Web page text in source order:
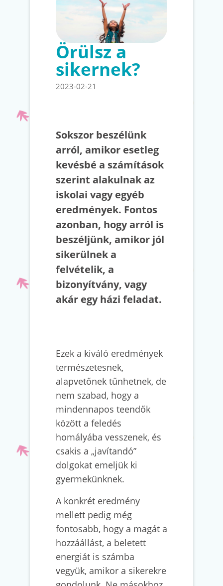
Örülsz a
sikernek?
2023-02-21
Sokszor beszélünk
arról, amikor esetleg
kevésbé a számítások
szerint alakulnak az
iskolai vagy egyéb
eredmények. Fontos
azonban, hogy arról is
beszéljünk, amikor jól
sikerülnek a
felvételik, a
bizonyítvány, vagy
akár egy házi feladat.
Ezek a kiváló eredmények
természetesnek,
alapvetőnek tűnhetnek, de
nem szabad, hogy a
mindennapos teendők
között a feledés
homályába vesszenek, és
csakis a „javítandó”
dolgokat emeljük ki
gyermekünknek.
A konkrét eredmény
mellett pedig még
fontosabb, hogy a magát a
hozzáállást, a beletett
energiát is számba
vegyük, amikor a sikerekre